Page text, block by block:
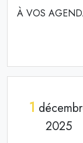
À VOS
1
2025